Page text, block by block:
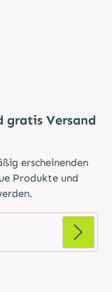
gratis Versand
erscheinenden
Produkte und